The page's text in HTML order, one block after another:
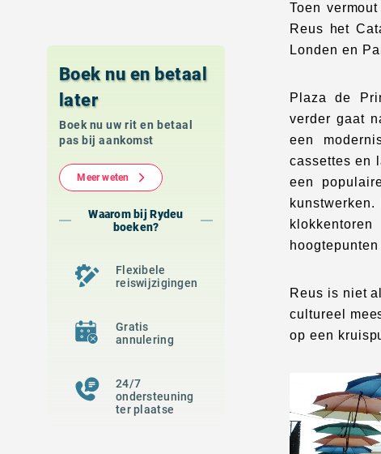
Boek nu en betaal
later
Boek nu uw rit en betaal
pas bij aankomst
Meer weten
Waarom bij Rydeu
boeken?
Flexibele
reiswijzigingen
Gratis
annulering
24/7
ondersteuning
ter plaatse
Toen
Reus het
Londen en
Plaza de
verder gaat
een
cassettes en
een
Reus is niet
cultureel
op een